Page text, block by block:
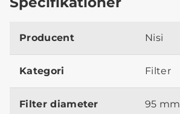
Producent Nisi
Kategori Filter
Filter diameter 95 mm